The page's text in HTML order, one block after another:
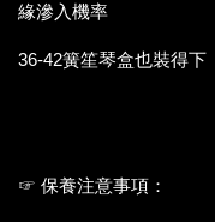
緣滲入機率
36-42簧笙琴盒也裝得下
☞ 保養注意事項：